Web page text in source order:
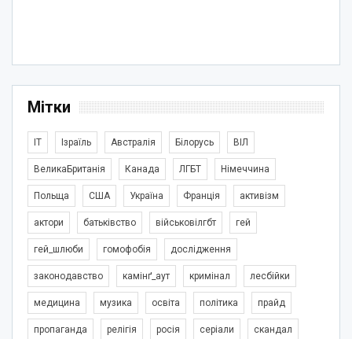
Мітки
IT Ізраїль Австралія Білорусь ВІЛ
ВеликаБританія Канада ЛГБТ Німеччина
Польща США Україна Франція активізм
актори батьківство військовілгбт гей
гей_шлюби гомофобія дослідження
законодавство камінґ_аут кримінал лесбійки
медицина музика освіта політика прайд
пропаганда релігія росія серіали скандал